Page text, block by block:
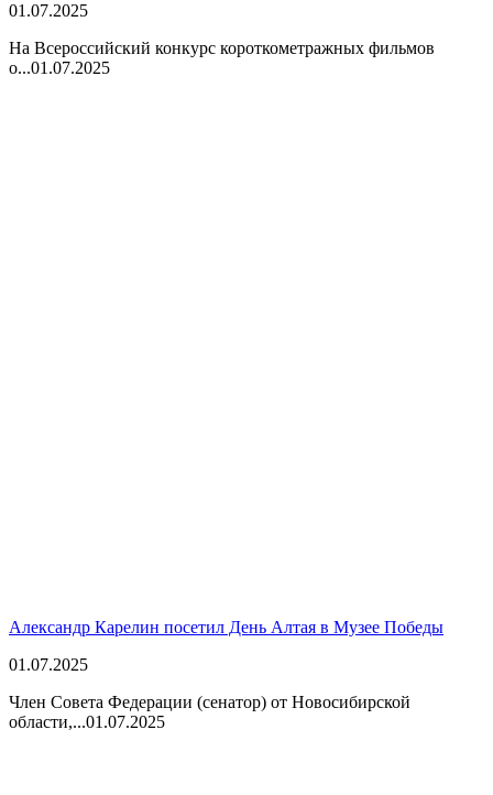
01.07.2025
На Всероссийский конкурс короткометражных фильмов
о...01.07.2025
Александр Карелин посетил День Алтая в Музее Победы
01.07.2025
Член Совета Федерации (сенатор) от Новосибирской
области,...01.07.2025